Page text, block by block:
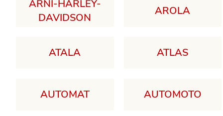
ARNI-HARLEY-
DAVIDSON
AROLA
ATALA ATLAS
AUTOMAT AUTOMOTO